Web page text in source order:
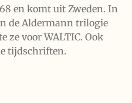
en komt uit Zweden. In
de Aldermann trilogie
ze voor WALTIC. Ook
tijdschriften.